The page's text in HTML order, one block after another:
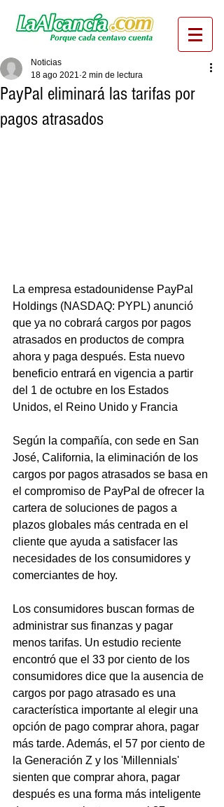
PayPal eliminará las tarifas por
pagos atrasados
Noticias
18 ago 2021 2 min de lectura
La empresa estadounidense PayPal
Holdings (NASDAQ: PYPL) anunció
que ya no cobrará cargos por pagos
atrasados ​​​​en productos de compra
ahora y paga después. Esta nuevo
beneficio entrará en vigencia a partir
del 1 de octubre en los Estados
Unidos, el Reino Unido y Francia
Según la compañía, con sede en San
José, California, la eliminación de los
cargos por pagos atrasados ​​se basa en
el compromiso de PayPal de ofrecer la
cartera de soluciones de pagos a
plazos globales más centrada en el
cliente que ayuda a satisfacer las
necesidades de los consumidores y
comerciantes de hoy.
Los consumidores buscan formas de
administrar sus finanzas y pagar
menos tarifas. Un estudio reciente
encontró que el 33 por ciento de los
consumidores dice que la ausencia de
cargos por pago atrasado es una
característica importante al elegir una
opción de pago comprar ahora, pagar
más tarde. Además, el 57 por ciento de
la Generación Z y los 'Millennials'
sienten que comprar ahora, pagar
después es una forma más inteligente